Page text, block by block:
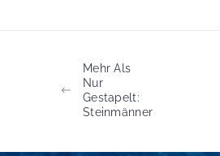
Mehr Als
Nur
Gestapelt:
Steinmänner